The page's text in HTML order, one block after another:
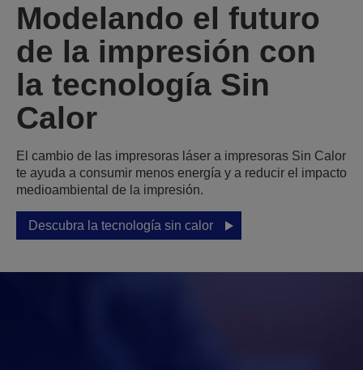
Modelando el futuro
de la impresión con
la tecnología Sin
Calor
El cambio de las impresoras láser a impresoras Sin Calor
te ayuda a consumir menos energía y a reducir el impacto
medioambiental de la impresión.
Descubra la tecnología sin calor